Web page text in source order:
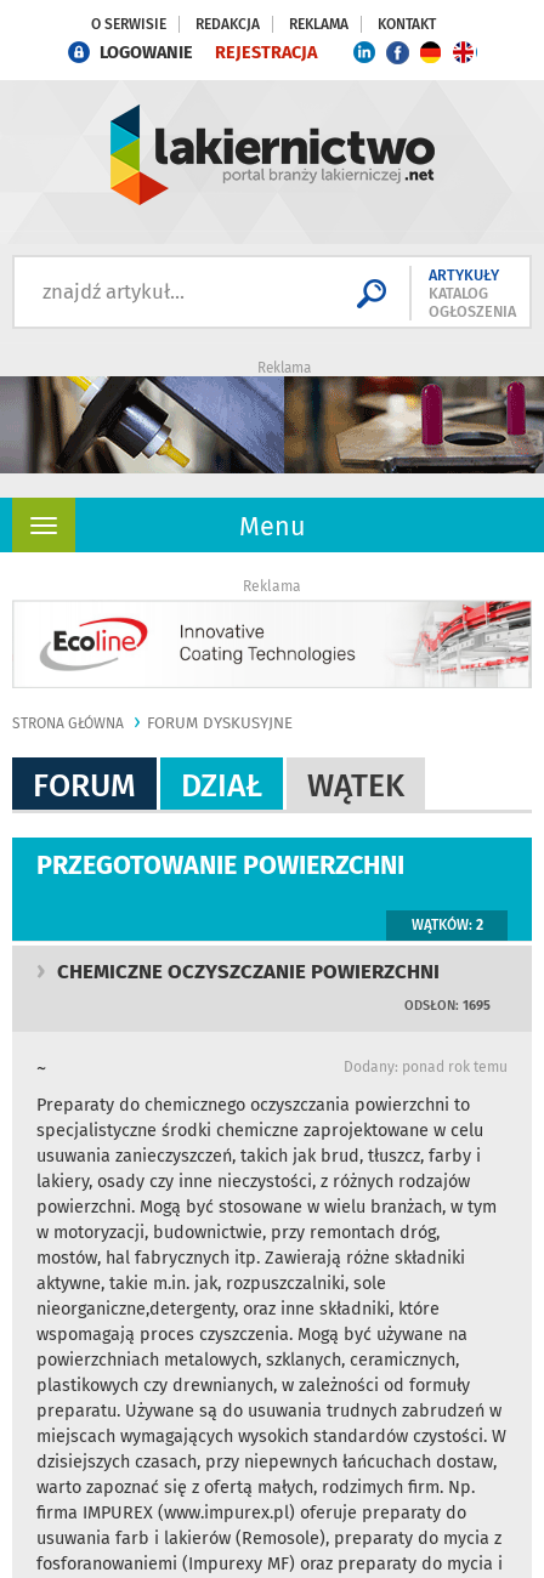
O SERWISIE REDAKCJA REKLAMA KONTAKT
LOGOWANIE REJESTRACJA
ARTYKUŁY
KATALOG
OGŁOSZENIA
Reklama
Menu
Rozwiń
Reklama
STRONA GŁÓWNA FORUM DYSKUSYJNE
FORUM DZIAŁ WĄTEK
PRZEGOTOWANIE POWIERZCHNI
WĄTKÓW: 2
CHEMICZNE OCZYSZCZANIE POWIERZCHNI
ODSŁON: 1695
~ Dodany: ponad rok temu
Preparaty do chemicznego oczyszczania powierzchni to
specjalistyczne środki chemiczne zaprojektowane w celu
usuwania zanieczyszczeń, takich jak brud, tłuszcz, farby i
lakiery, osady czy inne nieczystości, z różnych rodzajów
powierzchni. Mogą być stosowane w wielu branżach, w tym
w motoryzacji, budownictwie, przy remontach dróg,
mostów, hal fabrycznych itp. Zawierają różne składniki
aktywne, takie m.in. jak, rozpuszczalniki, sole
nieorganiczne,detergenty, oraz inne składniki, które
wspomagają proces czyszczenia. Mogą być używane na
powierzchniach metalowych, szklanych, ceramicznych,
plastikowych czy drewnianych, w zależności od formuły
preparatu. Używane są do usuwania trudnych zabrudzeń w
miejscach wymagających wysokich standardów czystości. W
dzisiejszych czasach, przy niepewnych łańcuchach dostaw,
warto zapoznać się z ofertą małych, rodzimych firm. Np.
firma IMPUREX (www.impurex.pl) oferuje preparaty do
usuwania farb i lakierów (Remosole), preparaty do mycia z
fosforanowaniemi (Impurexy MF) oraz preparaty do mycia i